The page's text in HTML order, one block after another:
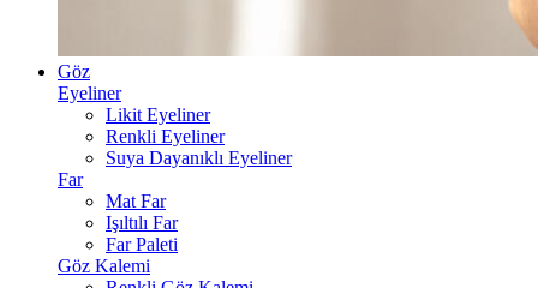
Göz
Eyeliner
Likit Eyeliner
Renkli Eyeliner
Suya Dayanıklı Eyeliner
Far
Mat Far
Işıltılı Far
Far Paleti
Göz Kalemi